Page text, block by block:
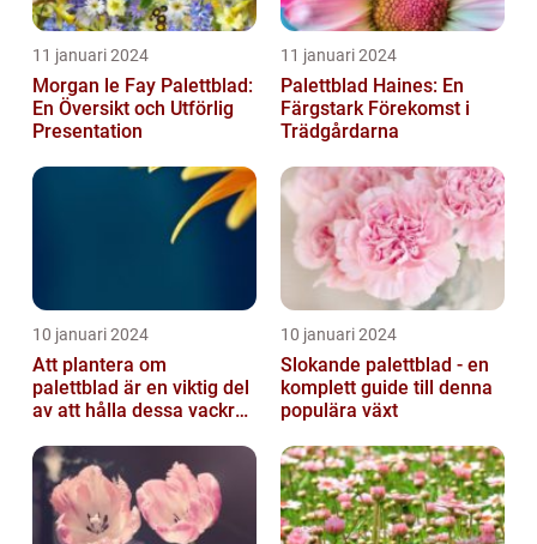
11 januari 2024
Morgan le Fay Palettblad:
En Översikt och Utförlig
Presentation
11 januari 2024
Palettblad Haines: En
Färgstark Förekomst i
Trädgårdarna
10 januari 2024
Att plantera om
palettblad är en viktig del
av att hålla dessa vackra
välmående...
10 januari 2024
Slokande palettblad - en
komplett guide till denna
populära växt